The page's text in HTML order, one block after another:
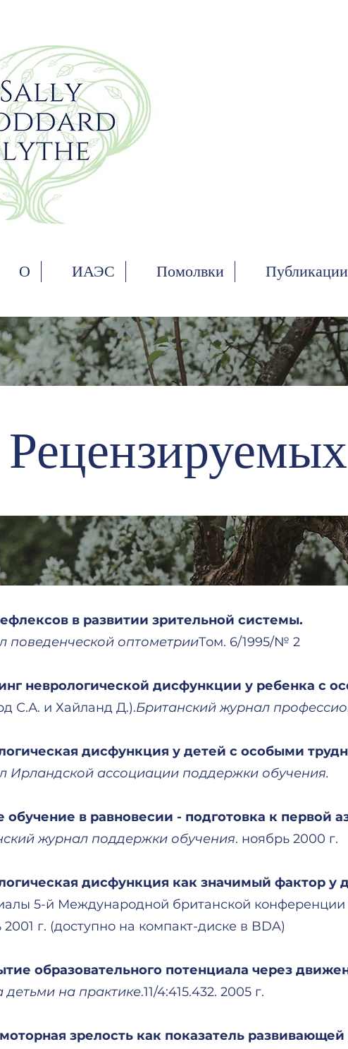
О ИАЭС Помолвки Публикации
в развитии зрительной системы.
поведенческой оптометрииТом. 6/1995/№ 2
неврологической дисфункции у ребенка с
С.А. и Хайланд Д.).Британский журнал
дисфункция у детей с особыми
Ирландской ассоциации поддержки обучения.
обучение в равновесии - подготовка к первой
журнал поддержки обучения. ноябрь 2000 г.
дисфункция как значимый фактор у
5-й Международной британской конференции
2001 г. (доступно на компакт-диске в BDA)
образовательного потенциала через
детьми на практике.11/4:415.432. 2005 г.
зрелость как показатель